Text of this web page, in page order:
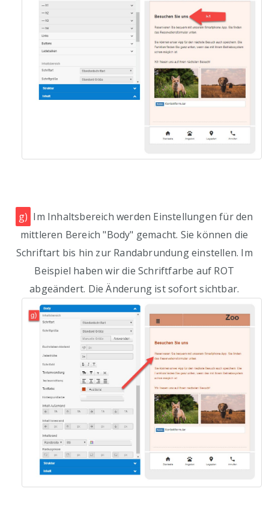
g) Im Inhaltsbereich werden Einstellungen für den
mittleren Bereich "Body" gemacht. Sie können die
Schriftart bis hin zur Randabrundung einstellen. Im
Beispiel haben wir die Schriftfarbe auf ROT
abgeändert. Die Änderung ist sofort sichtbar.